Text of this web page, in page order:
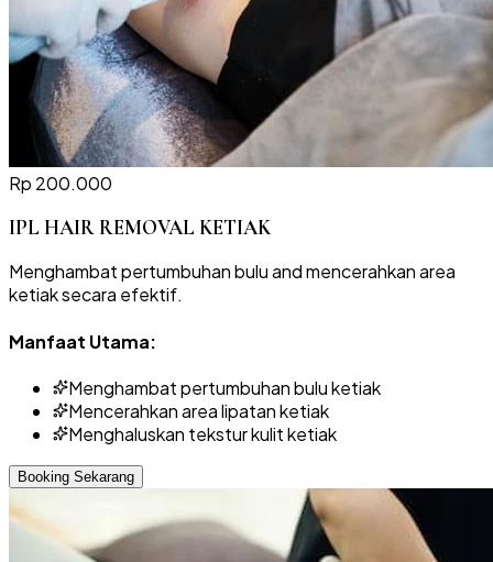
Rp 200.000
IPL HAIR REMOVAL KETIAK
Menghambat pertumbuhan bulu and mencerahkan area
ketiak secara efektif.
Manfaat Utama:
Menghambat pertumbuhan bulu ketiak
Mencerahkan area lipatan ketiak
Menghaluskan tekstur kulit ketiak
Booking Sekarang